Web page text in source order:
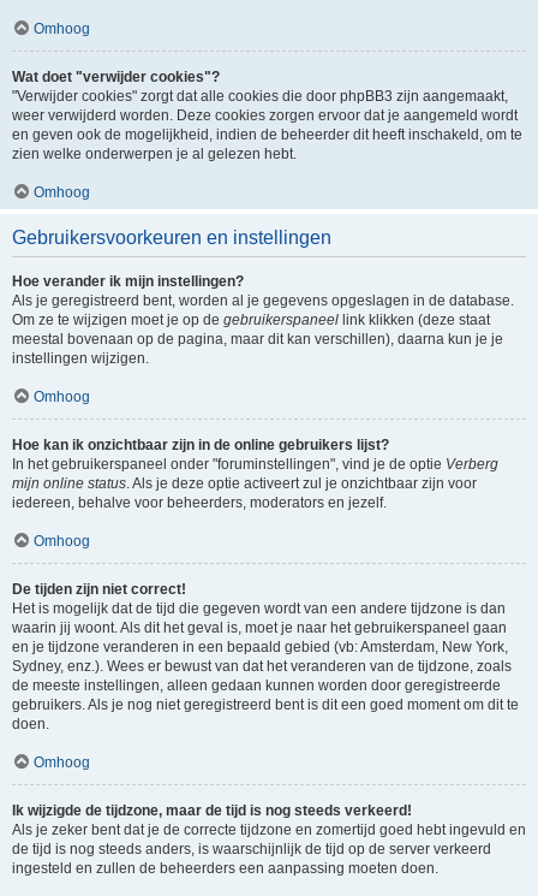
Omhoog
Wat doet "verwijder cookies"?
"Verwijder cookies" zorgt dat alle cookies die door phpBB3 zijn aangemaakt,
weer verwijderd worden. Deze cookies zorgen ervoor dat je aangemeld wordt
en geven ook de mogelijkheid, indien de beheerder dit heeft inschakeld, om te
zien welke onderwerpen je al gelezen hebt.
Omhoog
Gebruikersvoorkeuren en instellingen
Hoe verander ik mijn instellingen?
Als je geregistreerd bent, worden al je gegevens opgeslagen in de database.
Om ze te wijzigen moet je op de gebruikerspaneel link klikken (deze staat
meestal bovenaan op de pagina, maar dit kan verschillen), daarna kun je je
instellingen wijzigen.
Omhoog
Hoe kan ik onzichtbaar zijn in de online gebruikers lijst?
In het gebruikerspaneel onder "foruminstellingen", vind je de optie Verberg
mijn online status . Als je deze optie activeert zul je onzichtbaar zijn voor
iedereen, behalve voor beheerders, moderators en jezelf.
Omhoog
De tijden zijn niet correct!
Het is mogelijk dat de tijd die gegeven wordt van een andere tijdzone is dan
waarin jij woont. Als dit het geval is, moet je naar het gebruikerspaneel gaan
en je tijdzone veranderen in een bepaald gebied (vb: Amsterdam, New York,
Sydney, enz.). Wees er bewust van dat het veranderen van de tijdzone, zoals
de meeste instellingen, alleen gedaan kunnen worden door geregistreerde
gebruikers. Als je nog niet geregistreerd bent is dit een goed moment om dit te
doen.
Omhoog
Ik wijzigde de tijdzone, maar de tijd is nog steeds verkeerd!
Als je zeker bent dat je de correcte tijdzone en zomertijd goed hebt ingevuld en
de tijd is nog steeds anders, is waarschijnlijk de tijd op de server verkeerd
ingesteld en zullen de beheerders een aanpassing moeten doen.